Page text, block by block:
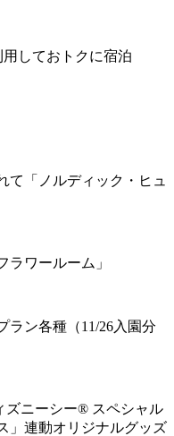
しておトクに宿泊
て「ノルディック・ヒュ
ワールーム」
ラン各種（11/26入園分
ズニーシー® スペシャル
」連動オリジナルグッズ